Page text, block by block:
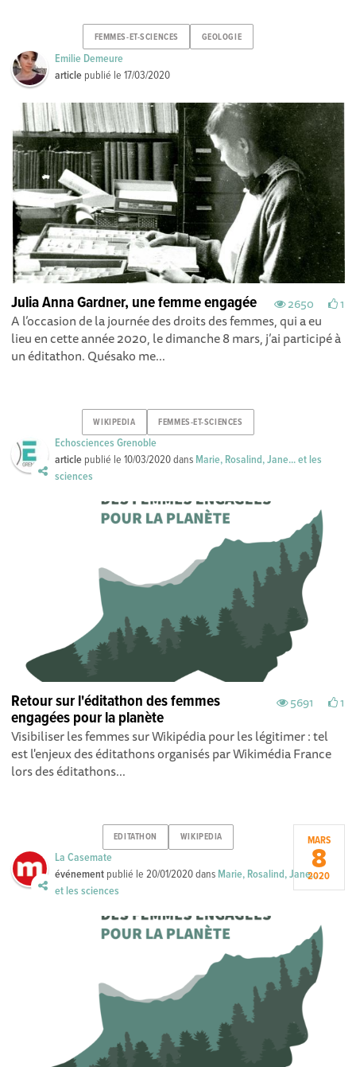
FEMMES-ET-SCIENCES GEOLOGIE
Emilie Demeure
article publié le17/03/2020
2650 1
Julia Anna Gardner, une femme engagée
A l’occasion de la journée des droits des femmes, qui a eu
lieu en cette année 2020, le dimanche 8 mars, j’ai participé à
un éditathon. Quésako me...
WIKIPEDIA FEMMES-ET-SCIENCES
Echosciences Grenoble
article publié le10/03/2020dans Marie, Rosalind, Jane... et les
sciences
5691 1
Retour sur l'éditathon des femmes
engagées pour la planète
Visibiliser les femmes sur Wikipédia pour les légitimer : tel
est l'enjeux des éditathons organisés par Wikimédia France
lors des éditathons...
EDITATHON WIKIPEDIA
La Casemate
événement publié le20/01/2020dans Marie, Rosalind, Jane...
et les sciences
MARS
8
2020